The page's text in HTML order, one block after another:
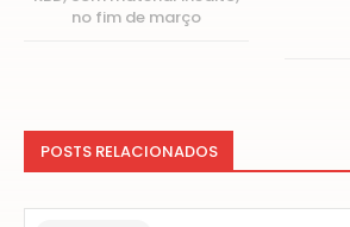
no fim de março
POSTS RELACIONADOS